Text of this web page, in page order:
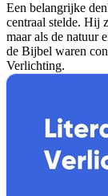
Een belangrijke
centraal stelde. Hij
maar als de natuur
de Bijbel waren
Verlichting.